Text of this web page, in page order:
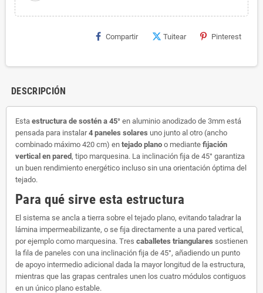
Compartir Tuitear Pinterest
DESCRIPCIÓN
Esta estructura de sostén a 45° en aluminio anodizado de 3mm está
pensada para instalar4 paneles solares uno junto al otro (ancho
combinado máximo 420 cm) en tejado plano o mediante fijación
vertical en pared, tipo marquesina. La inclinación fija de 45° garantiza
un buen rendimiento energético incluso sin una orientación óptima del
tejado.
Para qué sirve esta estructura
El sistema se ancla a tierra sobre el tejado plano, evitando taladrar la
lámina impermeabilizante, o se fija directamente a una pared vertical,
por ejemplo como marquesina. Tres caballetes triangulares sostienen
la fila de paneles con una inclinación fija de 45°, añadiendo un punto
de apoyo intermedio adicional dada la mayor longitud de la estructura,
mientras que las grapas centrales unen los cuatro módulos contiguos
en un único plano estable.